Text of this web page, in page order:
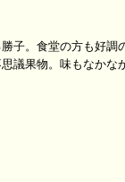
子。食堂の方も好調
議果物。味もなかな